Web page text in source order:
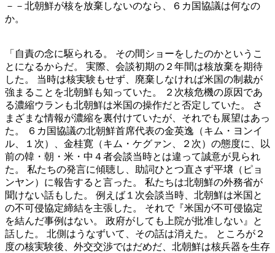
－－北朝鮮が核を放棄しないのなら、６カ国協議は何なの
か。
「自責の念に駆られる。 その間ショーをしたのかというこ
とになるからだ。 実際、会談初期の２年間は核放棄を期待
した。 当時は核実験もせず、廃棄しなければ米国の制裁が
強まることを北朝鮮も知っていた。 ２次核危機の原因であ
る濃縮ウランも北朝鮮は米国の操作だと否定していた。 さ
まざまな情報が濃縮を裏付けていたが、それでも展望はあっ
た。 ６カ国協議の北朝鮮首席代表の金英逸（キム・ヨンイ
ル、１次）、金桂寛（キム・ケグァン、２次）の態度に、以
前の韓・朝・米・中４者会談当時とは違って誠意が見られ
た。 私たちの発言に傾聴し、助詞ひとつ直さず平壌（ピョ
ンヤン）に報告すると言った。 私たちは北朝鮮の外務省が
聞けない話もした。 例えば１次会談当時、北朝鮮は米国と
の不可侵協定締結を主張した。 それで『米国が不可侵協定
を結んだ事例はない。 政府がしても上院が批准しない』と
話した。 北側はうなずいて、その話は消えた。 ところが２
度の核実験後、外交交渉ではだめだ、北朝鮮は核兵器を生存